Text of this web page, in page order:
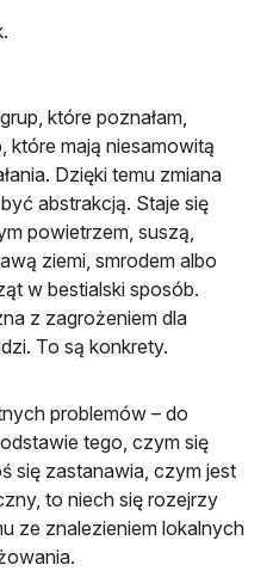
które poznałam,
które mają niesamowitą
Dzięki temu zmiana
abstrakcją. Staje się
powietrzem, suszą,
ziemi, smrodem albo
w bestialski sposób.
z zagrożeniem dla
To są konkrety.
problemów – do
tego, czym się
się zastanawia, czym jest
to niech się rozejrzy
ze znalezieniem lokalnych